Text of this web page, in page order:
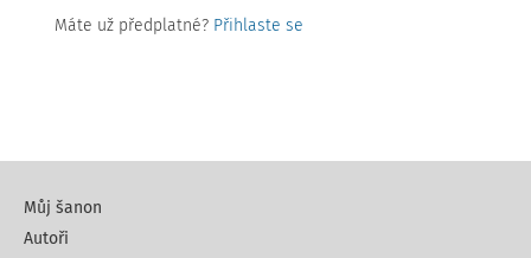
Máte už předplatné? Přihlaste se
Můj šanon
Autoři